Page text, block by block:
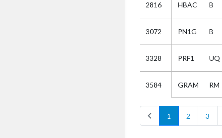
2816 HBAC B
3072 PN1G B
3328 PRF1 UQ
3584 GRAM RM
chevron_left 1 2 3